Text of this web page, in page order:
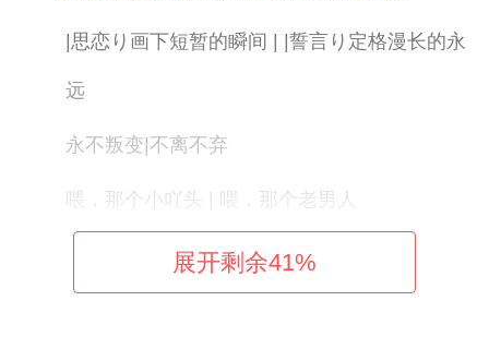
|思恋り画下短暂的瞬间 | |誓言り定格漫长的永
远
永不叛变|不离不弃
喂，那个小吖头 | 喂，那个老男人
简单的回忆 | 指尖旳余温
展开剩余41%